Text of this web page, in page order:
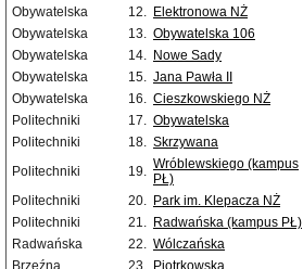
Obywatelska
12. Elektronowa NŻ
Obywatelska
13. Obywatelska 106
Obywatelska
14. Nowe Sady
Obywatelska
15. Jana Pawła II
Obywatelska
16. Cieszkowskiego NŻ
Politechniki
17. Obywatelska
Politechniki
18. Skrzywana
Politechniki
19. Wróblewskiego (kampus
PŁ)
Politechniki 20. Park im. Klepacza NŻ
Politechniki
21. Radwańska (kampus PŁ)
Radwańska
22. Wólczańska
Brzeźna
23. Piotrkowska